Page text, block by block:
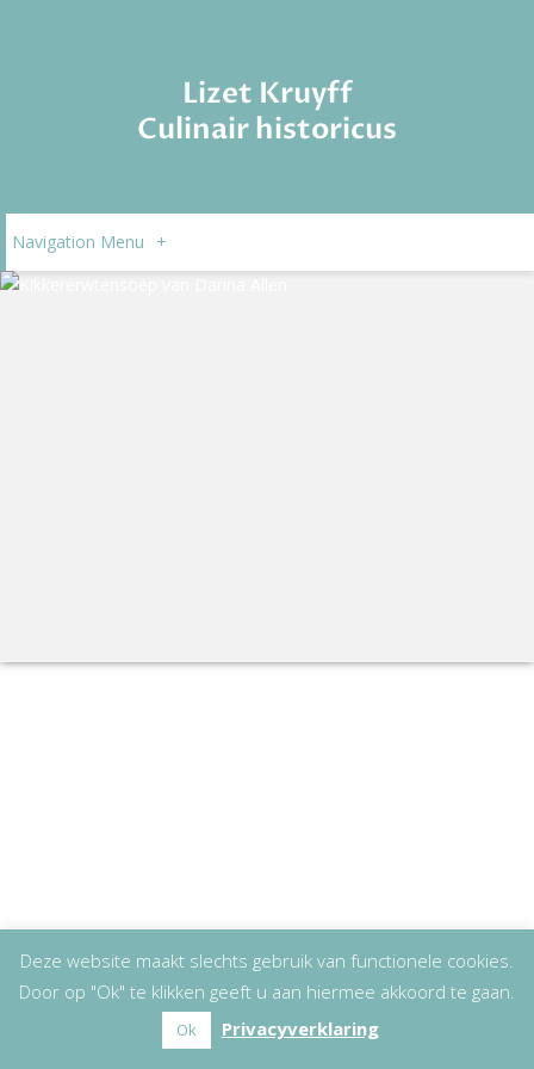
Lizet Kruyff
Culinair historicus
Navigation Menu +
Deze website maakt slechts gebruik van functionele cookies.
Door op "Ok" te klikken geeft u aan hiermee akkoord te gaan.
Ok Privacyverklaring